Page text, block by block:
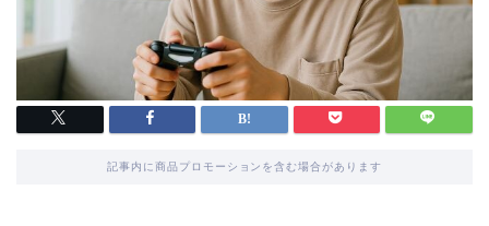
記事内に商品プロモーションを含む場合があります